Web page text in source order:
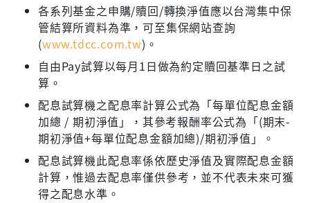
各系列基金之申購/贖回/轉換淨值應以台灣集中保
管結算所資料為準，可至集保網站查詢
(www.tdcc.com.tw)。
自由Pay試算以每月1日做為約定贖回基準日之試
算。
配息試算機之配息率計算公式為「每單位配息金額
加總 / 期初淨值」，其參考報酬率公式為「(期末-
期初淨值+每單位配息金額加總)/期初淨值」。
配息試算機此配息率係依歷史淨值及實際配息金額
計算，惟過去配息率僅供參考，並不代表未來可獲
得之配息水準。